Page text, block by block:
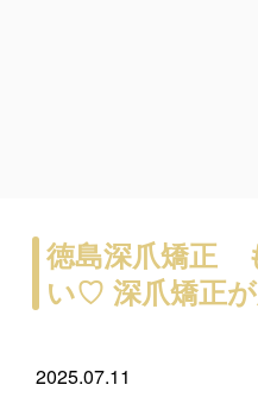
徳島深爪矯正
い♡ 深爪矯正
2025.07.11